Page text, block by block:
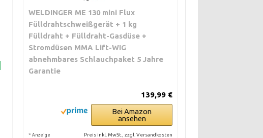
WELDINGER ME 130 mini Flux
Fülldrahtschweißgerät + 1 kg
Fülldraht + Fülldraht-Gasdüse +
Stromdüsen MMA Lift-WIG
abnehmbares Schlauchpaket 5 Jahre
Garantie
139,99 €
Bei Amazon
ansehen
* Anzeige Preis inkl. MwSt., zzgl. Versandkosten